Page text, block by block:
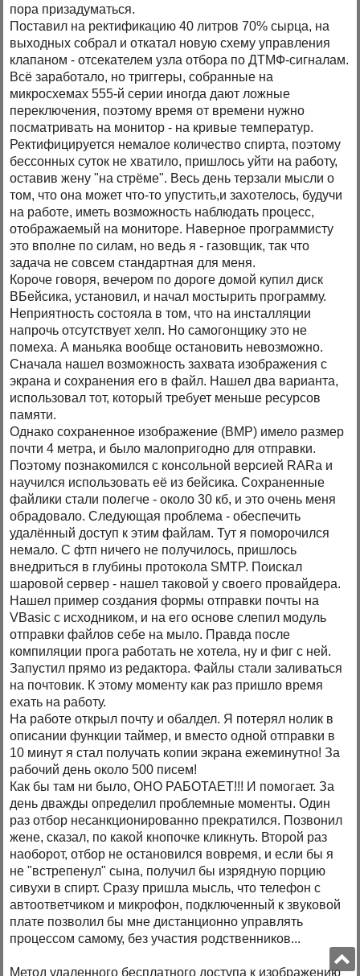
пора призадуматься.
Поставил на ректификацию 40 литров 70% сырца, на
выходных собрал и откатал новую схему управления
клапаном - отсекателем узла отбора по ДТМФ-сигналам.
Всё заработало, но триггеры, собранные на
микросхемах 555-й серии иногда дают ложные
переключения, поэтому время от времени нужно
посматривать на монитор - на кривые температур.
Ректифицируется немалое количество спирта, поэтому
бессонных суток не хватило, пришлось уйти на работу,
оставив жену "на стрёме". Весь день терзали мысли о
том, что она может что-то упустить,и захотелось, будучи
на работе, иметь возможность наблюдать процесс,
отображаемый на мониторе. Наверное программисту
это вполне по силам, но ведь я - газовщик, так что
задача не совсем стандартная для меня.
Короче говоря, вечером по дороге домой купил диск
ВБейсика, установил, и начал мостырить программу.
Неприятность состояла в том, что на инсталляции
напрочь отсутствует хелп. Но самогонщику это не
помеха. А маньяка вообще остановить невозможно.
Сначала нашел возможность захвата изображения с
экрана и сохранения его в файл. Нашел два варианта,
использовал тот, который требует меньше ресурсов
памяти.
Однако сохраненное изображение (BMP) имело размер
почти 4 метра, и было малопригодно для отправки.
Поэтому познакомился с консольной версией RARa и
научился использовать её из бейсика. Сохраненные
файлики стали полегче - около 30 кб, и это очень меня
обрадовало. Следующая проблема - обеспечить
удалённый доступ к этим файлам. Тут я поморочился
немало. С фтп ничего не получилось, пришлось
внедриться в глубины протокола SMTP. Поискал
шаровой сервер - нашел таковой у своего провайдера.
Нашел пример создания формы отправки почты на
VBasic с исходником, и на его основе слепил модуль
отправки файлов себе на мыло. Правда после
компиляции прога работать не хотела, ну и фиг с ней.
Запустил прямо из редактора. Файлы стали заливаться
на почтовик. К этому моменту как раз пришло время
ехать на работу.
На работе открыл почту и обалдел. Я потерял нолик в
описании функции таймер, и вместо одной отправки в
10 минут я стал получать копии экрана ежеминутно! За
рабочий день около 500 писем!
Как бы там ни было, ОНО РАБОТАЕТ!!! И помогает. За
день дважды определил проблемные моменты. Один
раз отбор несанкционированно прекратился. Позвонил
жене, сказал, по какой кнопочке кликнуть. Второй раз
наоборот, отбор не остановился вовремя, и если бы я
не "встрепенул" сына, получил бы изрядную порцию
сивухи в спирт. Сразу пришла мысль, что телефон с
автоответчиком и микрофон, подключенный к звуковой
плате позволил бы мне дистанционно управлять
процессом самому, без участия родственников...
Метод удаленного бесплатного доступа к изображению